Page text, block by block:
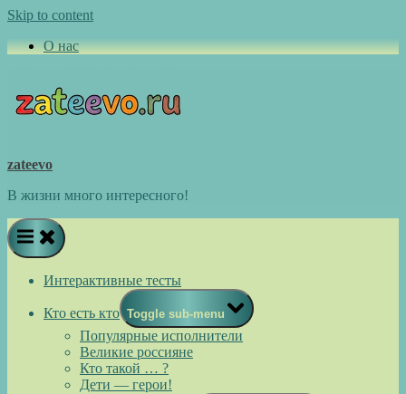
Skip to content
О нас
zateevo
В жизни много интересного!
Интерактивные тесты
Кто есть кто Toggle sub-menu
Популярные исполнители
Великие россияне
Кто такой … ?
Дети — герои!